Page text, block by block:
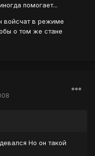
помогает...
войсчат в режиме
о том же стане
Но он такой